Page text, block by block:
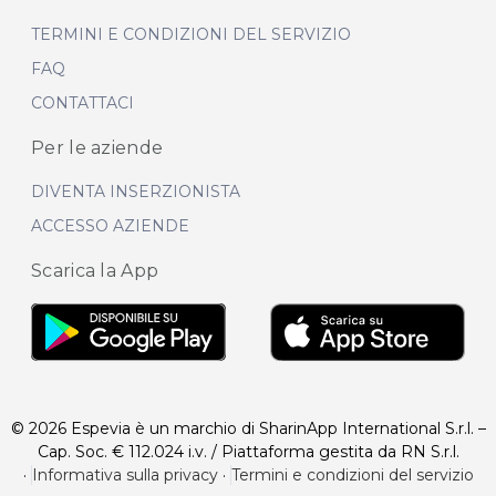
TERMINI E CONDIZIONI DEL SERVIZIO
FAQ
CONTATTACI
Per le aziende
DIVENTA INSERZIONISTA
ACCESSO AZIENDE
Scarica la App
© 2026 Espevia è un marchio di SharinApp International S.r.l. –
Cap. Soc. € 112.024 i.v. / Piattaforma gestita da RN S.r.l.
· Informativa sulla privacy· Termini e condizioni del servizio